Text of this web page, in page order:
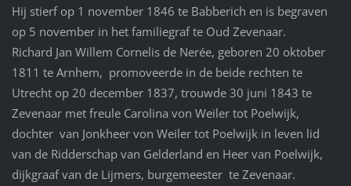
Hij stierf op 1 november 1846 te Babberich en is begraven
op 5 november in het familiegraf te Oud Zevenaar.
Richard Jan Willem Cornelis de Nerée, geboren 20 oktober
1811 te Arnhem, promoveerde in de beide rechten te
Utrecht op 20 december 1837, trouwde 30 juni 1843 te
Zevenaar met freule Carolina von Weiler tot Poelwijk,
dochter van Jonkheer von Weiler tot Poelwijk in leven lid
van de Ridderschap van Gelderland en Heer van Poelwijk,
dijkgraaf van de Lijmers, burgemeester te Zevenaar.